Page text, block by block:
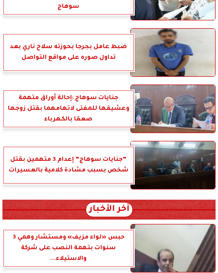
سوهاج
ضبط عامل بجرجا بحوزته سلاح ناري بعد
تداول صوره على مواقع التواصل
جنايات سوهاج :إحالة أوراق متهمة
وعشيقها للمفتى لاتهامهما بقتل زوجها
صعقا بالكهرباء
”جنايات سوهاج” إعدام 3 متهمين بقتل
شخص بسبب مشادة كلامية بالعسيرات
آخر الأخبار
حبس «لواء مزيف» ومستشار وهمي 3
سنوات بتهمة النصب على شركة
والاستيلاء...